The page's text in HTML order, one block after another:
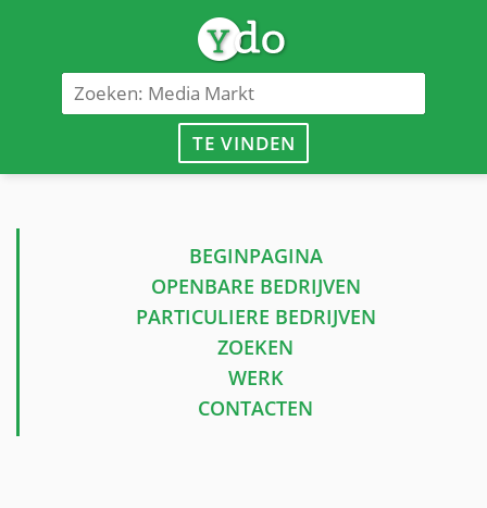
TE VINDEN
BEGINPAGINA
OPENBARE BEDRIJVEN
PARTICULIERE BEDRIJVEN
ZOEKEN
WERK
CONTACTEN